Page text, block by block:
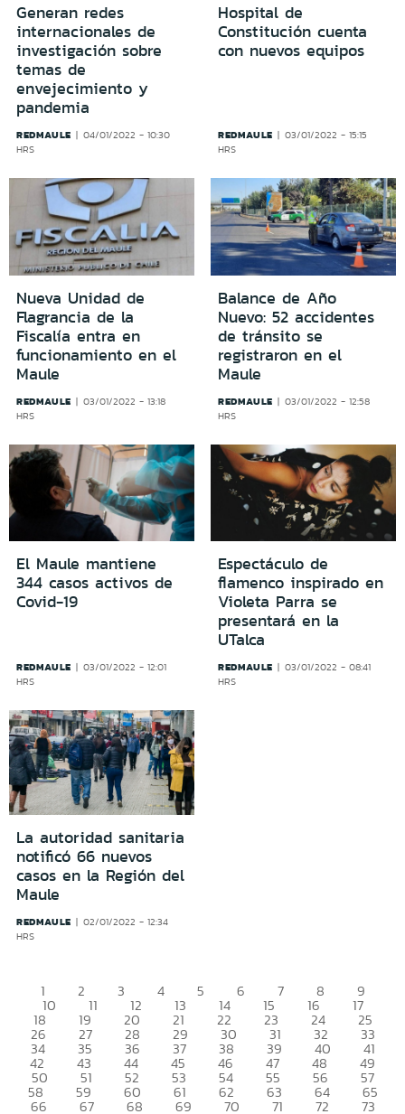
Generan redes
internacionales de
investigación sobre
temas de
envejecimiento y
pandemia
REDMAULE
04/01/2022 - 10:30
HRS
Hospital de
Constitución cuenta
con nuevos equipos
REDMAULE
03/01/2022 - 15:15
HRS
Nueva Unidad de
Flagrancia de la
Fiscalía entra en
funcionamiento en el
Maule
REDMAULE
03/01/2022 - 13:18
HRS
Balance de Año
Nuevo: 52 accidentes
de tránsito se
registraron en el
Maule
REDMAULE
03/01/2022 - 12:58
HRS
El Maule mantiene
344 casos activos de
Covid-19
REDMAULE
03/01/2022 - 12:01
HRS
Espectáculo de
flamenco inspirado en
Violeta Parra se
presentará en la
UTalca
REDMAULE
03/01/2022 - 08:41
HRS
La autoridad sanitaria
notificó 66 nuevos
casos en la Región del
Maule
REDMAULE
02/01/2022 - 12:34
HRS
1 2 3 4 5 6 7 8 9
10 11 12 13 14 15 16 17
18 19 20 21 22 23 24 25
26 27 28 29 30 31 32 33
34 35 36 37 38 39 40 41
42 43 44 45 46 47 48 49
50 51 52 53 54 55 56 57
58 59 60 61 62 63 64 65
66 67 68 69 70 71 72 73